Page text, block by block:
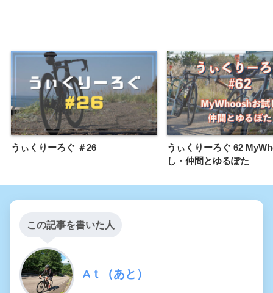
うぃくりーろぐ ＃26
うぃくりーろぐ 62
し・仲間とゆるぽた
この記事を書いた人
Aｔ（あと）